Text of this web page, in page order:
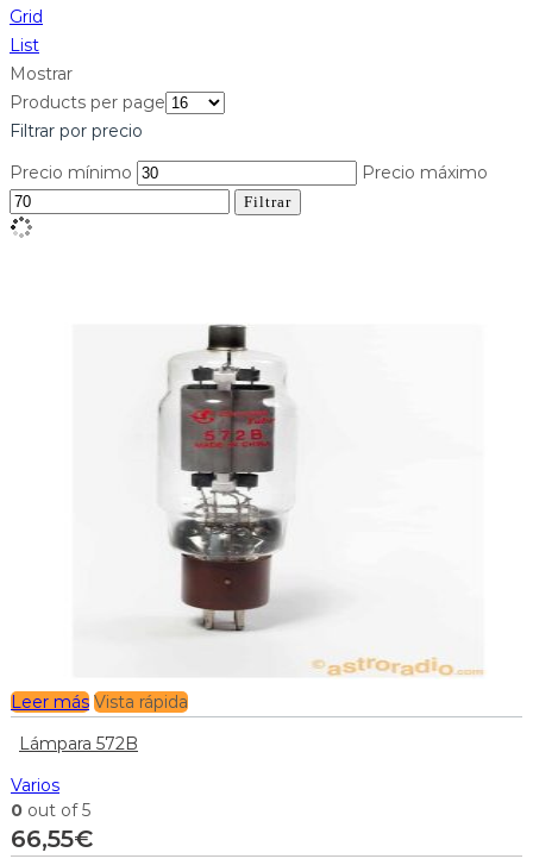
Grid
List
Mostrar
Products per page
Filtrar por precio
Precio mínimo
Precio máximo
Filtrar
Leer más Vista rápida
Lámpara 572B
Varios
0 out of 5
66,55€